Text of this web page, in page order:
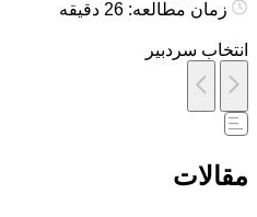
زمان مطالعه: 26 دقیقه
انتخاب سردبیر
مقالات